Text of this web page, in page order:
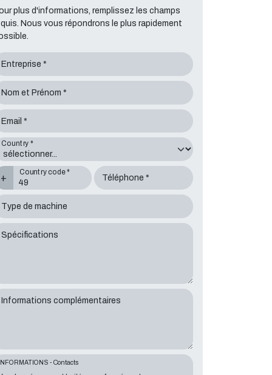
plus d'informations, remplissez les champs
Nous vous répondrons le plus rapidement
Entreprise *
Nom et Prénom *
Email *
Country *
+
Country code *
Téléphone *
Type de machine
Spécifications
Informations complémentaires
INFORMATIONS - Contacts